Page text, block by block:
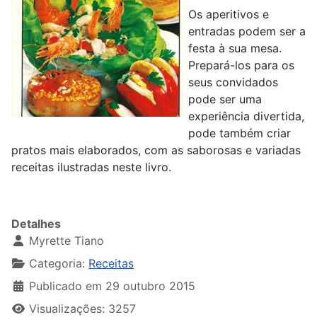
Os aperitivos e
entradas podem ser a
festa à sua mesa.
Prepará-los para os
seus convidados
pode ser uma
experiência divertida,
pode também criar
pratos mais elaborados, com as saborosas e variadas
receitas ilustradas neste livro.
Detalhes
Myrette Tiano
Categoria: Receitas
Publicado em 29 outubro 2015
Visualizações: 3257